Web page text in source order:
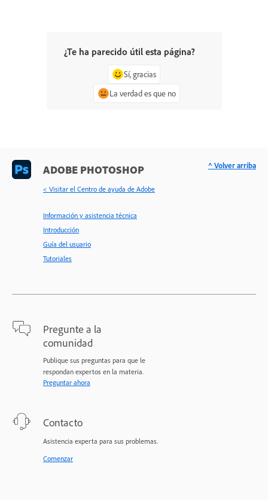
¿Te ha parecido útil esta página?
Sí, gracias
La verdad es que no
ADOBE PHOTOSHOP
< Visitar el Centro de ayuda de Adobe
Información y asistencia técnica
Introducción
Guía del usuario
Tutoriales
Pregunte a la
comunidad
Publique sus preguntas para que le
respondan expertos en la materia.
Preguntar ahora
Contacto
Asistencia experta para sus problemas.
Comenzar
^ Volver arriba